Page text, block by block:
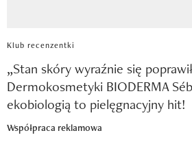
Klub recenzentki
„Stan skóry wyraźnie się
Dermokosmetyki BIODERMA
ekobiologią to pielęgnacyjny hit!
Współpraca reklamowa